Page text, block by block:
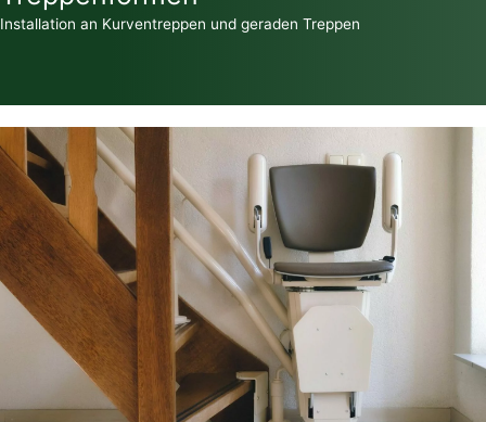
Installation an Kurventreppen und geraden Treppen